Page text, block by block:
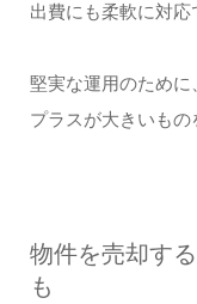
出費にも柔軟に対応
堅実な運用のため
プラスが大きいもの
物件を売却す
も